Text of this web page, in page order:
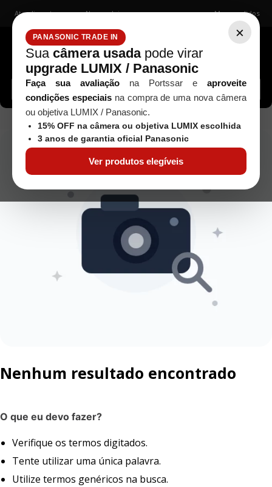
×
PANASONIC TRADE IN
Sua câmera usadapode virar
upgrade LUMIX / Panasonic
Faça sua avaliação na Portssar e aproveite
condições especiaisna compra de uma nova câmera
ou objetiva LUMIX / Panasonic.
15% OFF na câmera ou objetiva LUMIX escolhida
3 anos de garantia oficial Panasonic
Ver produtos elegíveis
Atendimento Nossas lojas Meus pedidos
Buscar câmeras, lentes, acessórios...
objetiva-nikon-af-28--200mm-f-3-5-5-6d-usada
Nenhum resultado encontrado
O que eu devo fazer?
Verifique os termos digitados.
Tente utilizar uma única palavra.
Utilize termos genéricos na busca.